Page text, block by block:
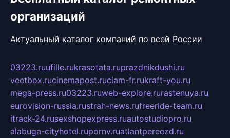
организаций
Актуальный каталог компаний по всей России
03223.ruufille.rukrasotata.ruprazdnikdushi.ru
veetbox.rucinemapost.ruciam-fr.rukraft-you.ru
mega-press.ru03223.ruweb-explore.rurastenuya.ru
eurovision-russia.rustrah-news.rufreeride-team.ru
itrack-24.rusexshopexpress.ruautostudiopro.ru
alabuga-cityhotel.rupornv.ruatlantpereezd.ru